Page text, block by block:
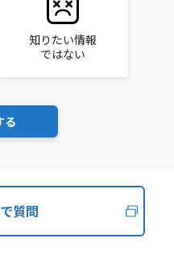
知りたい情報
ではない
質問